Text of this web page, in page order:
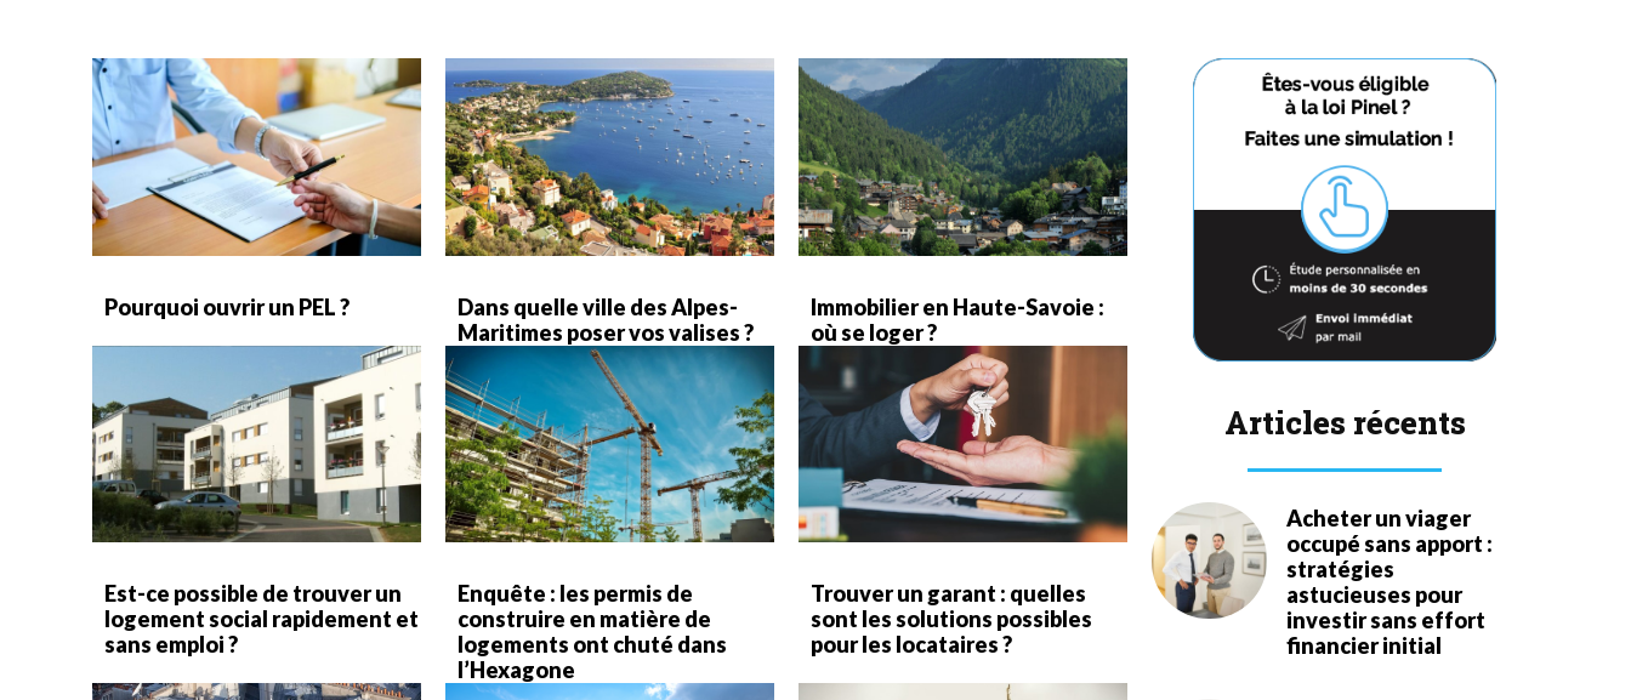
Pourquoi ouvrir un PEL ?
Dans quelle ville des Alpes-
Maritimes poser vos valises ?
Immobilier en Haute-Savoie :
où se loger ?
Est-ce possible de trouver un
logement social rapidement et
sans emploi ?
Enquête : les permis de
construire en matière de
logements ont chuté dans
l’Hexagone
Trouver un garant : quelles
sont les solutions possibles
pour les locataires ?
Articles récents
Acheter un viager
occupé sans apport :
stratégies
astucieuses pour
investir sans effort
financier initial